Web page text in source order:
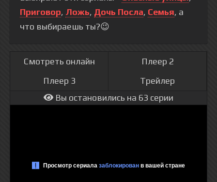
Приговор, Ложь, Дочь Посла, Семья, а
что выбираешь ты?😉
Смотреть онлайн
Плеер 2
Плеер 3
Трейлер
Вы остановились на 63 серии